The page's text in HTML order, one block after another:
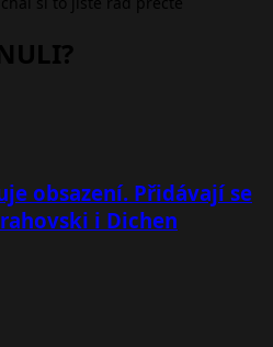
obsazení. Přidávají se
i Dichen